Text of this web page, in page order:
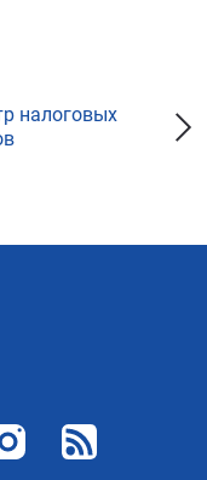
налоговых